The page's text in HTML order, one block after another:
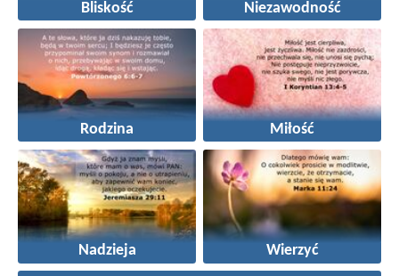
Bliskość Niezawodność
Rodzina Miłość
Nadzieja Wierzyć